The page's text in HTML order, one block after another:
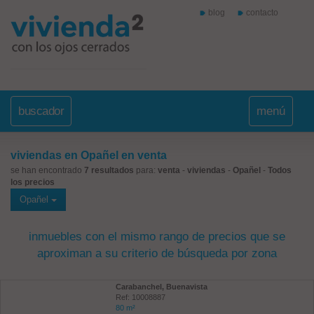
blog contacto
buscador menú
viviendas en Opañel en venta
se han encontrado 7 resultados para: venta - viviendas - Opañel - Todos
los precios
Opañel
inmuebles con el mismo rango de precios que se
aproximan a su criterio de búsqueda por zona
Carabanchel, Buenavista
Ref: 10008887
80 m²